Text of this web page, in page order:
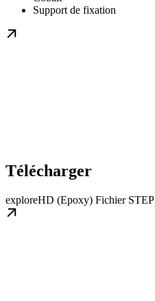
Support de fixation
Télécharger
exploreHD (Epoxy) Fichier STEP